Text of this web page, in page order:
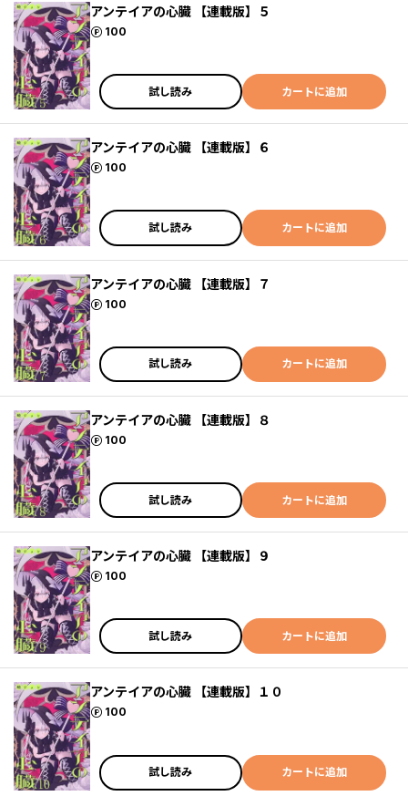
アンテイアの心臓 【連載版】５
100
ポイント
試し読み カートに追加
アンテイアの心臓 【連載版】６
100
ポイント
試し読み カートに追加
アンテイアの心臓 【連載版】７
100
ポイント
試し読み カートに追加
アンテイアの心臓 【連載版】８
100
ポイント
試し読み カートに追加
アンテイアの心臓 【連載版】９
100
ポイント
試し読み カートに追加
アンテイアの心臓 【連載版】１０
100
ポイント
試し読み カートに追加